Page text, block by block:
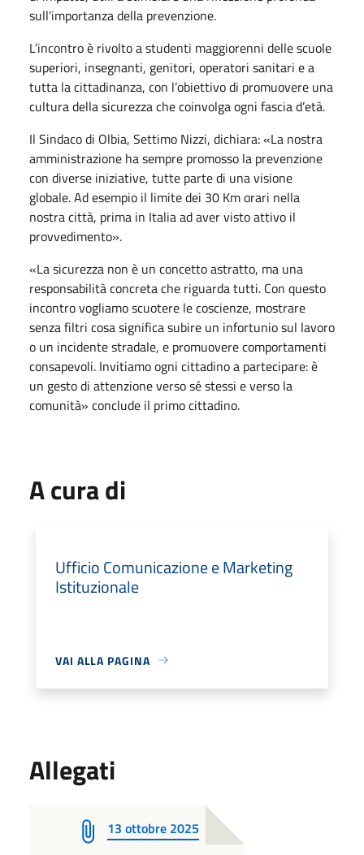
sull’importanza della prevenzione.
L’incontro è rivolto a studenti maggiorenni delle scuole
superiori, insegnanti, genitori, operatori sanitari e a
tutta la cittadinanza, con l’obiettivo di promuovere una
cultura della sicurezza che coinvolga ogni fascia d’età.
Il Sindaco di Olbia, Settimo Nizzi, dichiara: «La nostra
amministrazione ha sempre promosso la prevenzione
con diverse iniziative, tutte parte di una visione
globale. Ad esempio il limite dei 30 Km orari nella
nostra città, prima in Italia ad aver visto attivo il
provvedimento».
«La sicurezza non è un concetto astratto, ma una
responsabilità concreta che riguarda tutti. Con questo
incontro vogliamo scuotere le coscienze, mostrare
senza filtri cosa significa subire un infortunio sul lavoro
o un incidente stradale, e promuovere comportamenti
consapevoli. Invitiamo ogni cittadino a partecipare: è
un gesto di attenzione verso sé stessi e verso la
comunità» conclude il primo cittadino.
A cura di
Ufficio Comunicazione e Marketing
Istituzionale
VAI ALLA PAGINA
Allegati
13 ottobre 2025